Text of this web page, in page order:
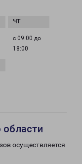
с 09:00 до
18:00
области
осуществляется